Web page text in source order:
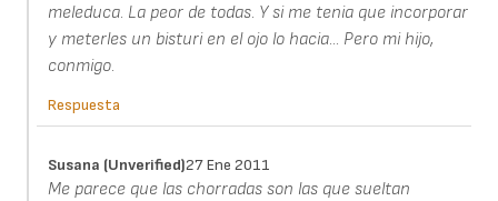
meleduca. La peor de todas. Y si me tenia que incorporar
y meterles un bisturi en el ojo lo hacia... Pero mi hijo,
conmigo.
Respuesta
Susana (unverified)27 Ene 2011
Me parece que las chorradas son las que sueltan